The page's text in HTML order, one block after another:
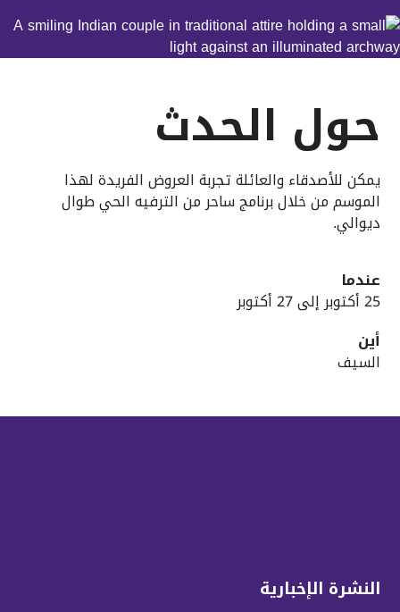
حول الحدث
يمكن للأصدقاء والعائلة تجربة العروض الفريدة لهذا
الموسم من خلال برنامج ساحر من الترفيه الحي طوال
ديوالي.
عندما
25 أكتوبر إلى 27 أكتوبر
أين
السيف
النشرة الإخبارية